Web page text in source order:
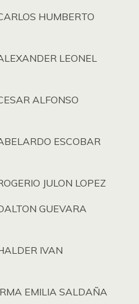
HUMBERTO
LEONEL
ALFONSO
ESCOBAR
JULON LOPEZ
GUEVARA
IVAN
EMILIA SALDAÑA